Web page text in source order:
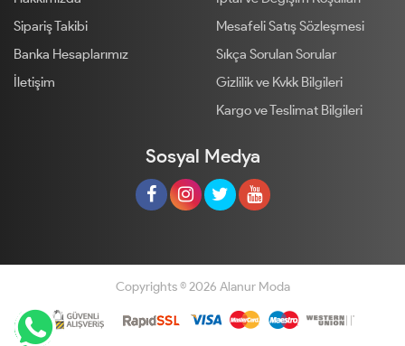
Sipariş Takibi
Banka Hesaplarımız
İletişim
Mesafeli Satış Sözleşmesi
Sıkça Sorulan Sorular
Gizlilik ve Kvkk Bilgileri
Kargo ve Teslimat Bilgileri
Sosyal Medya
Copyrights © 2026 Alanur Moda